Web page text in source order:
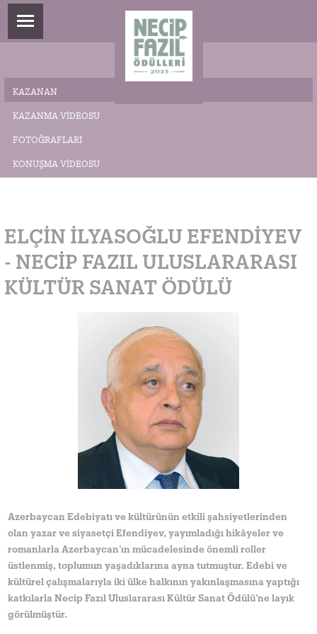
KAZANAN
KAZANMA VIDEOSU
FOTOĞRAFLARI
KONUŞMA VIDEOSU
ELÇIN İLYASOĞLU EFENDIYEV
- NECİP FAZIL ULUSLARARASI
KÜLTÜR SANAT ÖDÜLÜ
Azerbaycan Edebiyatı ve kültürünün etkili şahsiyetlerinden
olan yazar ve siyasetçi Efendiyev, yayımladığı hikâyeler ve
romanlarla Azerbaycan’ın mücadelesinde önemli roller
üstlenmiş, toplumun yaşadıklarına ayna tutmuştur. Edebi ve
kültürel çalışmalarıyla iki ülke halkının yakınlaşmasına yaptığı
katkılarla Necip Fazıl Uluslararası Kültür Sanat Ödülü’ne layık
görülmüştür.